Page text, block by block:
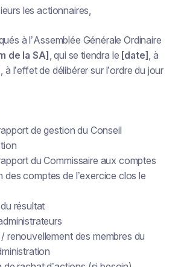
les actionnaires,
à l’Assemblée Générale Ordinaire
de la SA] , qui se tiendra le [date] , à
, à l’effet de délibérer sur l’ordre du jour
de gestion du Conseil
du Commissaire aux comptes
des comptes de l’exercice clos le
résultat
renouvellement des membres du